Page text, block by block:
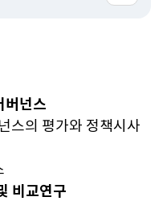
버넌스
스의 평가와 정책시사
비교연구